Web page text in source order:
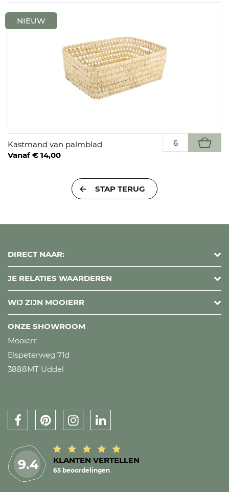
NIEUW
Kastmand van palmblad
Vanaf € 14,00
STAP TERUG
DIRECT NAAR:
JE RELATIES WAARDEREN
WIJ ZIJN MOOIERR
ONZE SHOWROOM
Mooierr
Elspeterweg 71d
3888MT Uddel
9.4 KLANTEN VERTELLEN
65 beoordelingen